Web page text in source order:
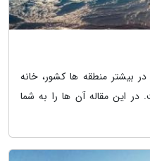
در بیشتر منطقه ها کشور، خانه
این مقاله آن ها را به شما